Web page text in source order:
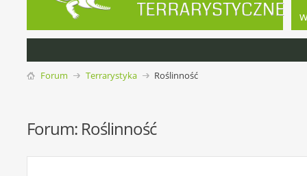
Forum Terrarystyka Roślinność
Forum: Roślinność